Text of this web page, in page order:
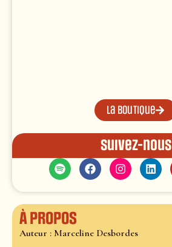
La boutique
Suivez-nous
À propos
Auteur : Marceline Desbordes